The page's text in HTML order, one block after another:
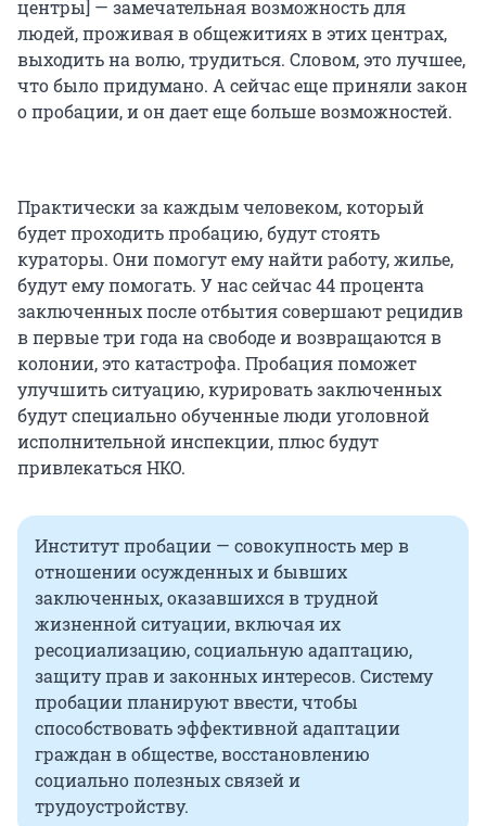
центры] — замечательная возможность для
людей, проживая в общежитиях в этих центрах,
выходить на волю, трудиться. Словом, это лучшее,
что было придумано. А сейчас еще приняли закон
о пробации, и он дает еще больше возможностей.
Практически за каждым человеком, который
будет проходить пробацию, будут стоять
кураторы. Они помогут ему найти работу, жилье,
будут ему помогать. У нас сейчас 44 процента
заключенных после отбытия совершают рецидив
в первые три года на свободе и возвращаются в
колонии, это катастрофа. Пробация поможет
улучшить ситуацию, курировать заключенных
будут специально обученные люди уголовной
исполнительной инспекции, плюс будут
привлекаться НКО.
Институт пробации — совокупность мер в
отношении осужденных и бывших
заключенных, оказавшихся в трудной
жизненной ситуации, включая их
ресоциализацию, социальную адаптацию,
защиту прав и законных интересов. Систему
пробации планируют ввести, чтобы
способствовать эффективной адаптации
граждан в обществе, восстановлению
социально полезных связей и
трудоустройству.